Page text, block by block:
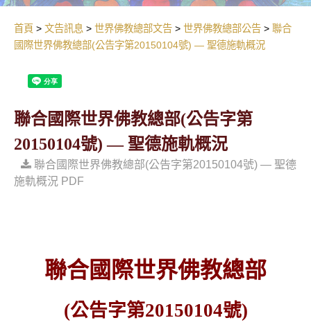
首頁 文告訊息 世界佛教總部文告 世界佛教總部公告
聯合
國際世界佛教總部(公告字第20150104號) — 聖德施軌概況
聯合國際世界佛教總部(公告字第
20150104號) — 聖德施軌概況
聯合國際世界佛教總部(公告字第20150104號) — 聖德
施軌概況 PDF
聯合國際世界佛教總部
(公告字第20150104號)